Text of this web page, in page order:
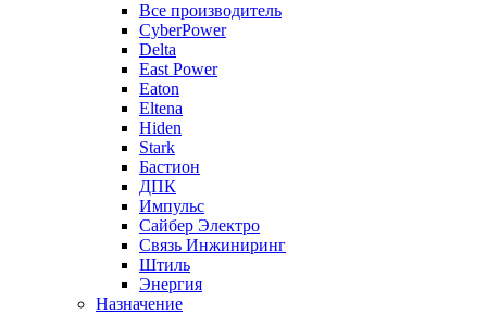
Все производитель
CyberPower
Delta
East Power
Eaton
Eltena
Hiden
Stark
Бастион
ДПК
Импульс
Сайбер Электро
Связь Инжиниринг
Штиль
Энергия
Назначение